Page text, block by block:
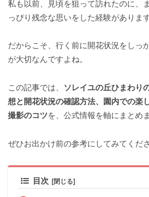
私も以前、見頃を狙って訪れたのに、
っぴり残念な思いをした経験があります
だからこそ、行く前に開花状況をしっ
が大切なんですよね。
この記事では、
ソレイユの丘ひまわり
想と開花状況の確認方法、園内での楽
撮影のコツを、公式情報を軸にまとめ
ぜひお出かけ前の参考にしてみてくだ
目次